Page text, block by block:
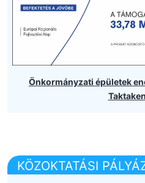
Önkormányzati épületek
KÖZOKTATÁSI